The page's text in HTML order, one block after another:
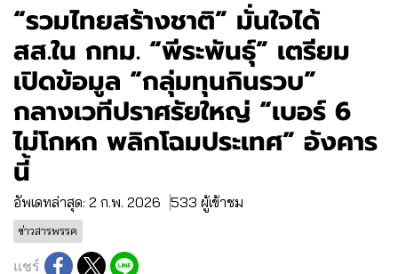
“รวมไทยสร้างชาติ” มั่นใจได้
สส.ใน กทม. “พีระพันธุ์” เตรียม
เปิดข้อมูล “กลุ่มทุนกินรวบ”
กลางเวทีปราศรัยใหญ่ “เบอร์ 6
ไม่โกหก พลิกโฉมประเทศ” อังคาร
นี้
อัพเดทล่าสุด: 2 ก.พ. 2026 533 ผู้เข้าชม
ข่าวสารพรรค
แชร์